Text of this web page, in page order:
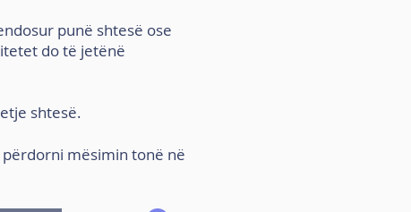
punë shtesë ose
do të jetënë
shtesë.
mësimin tonë në